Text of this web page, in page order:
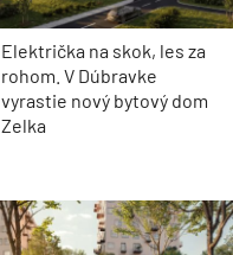
Električka na skok, les za
rohom. V Dúbravke
vyrastie nový bytový dom
Zelka